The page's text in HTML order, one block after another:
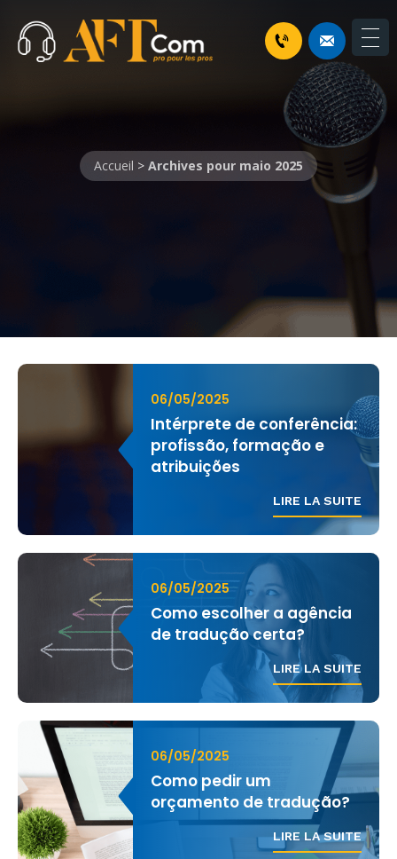
Accueil > Archives pour maio 2025
06/05/2025
Intérprete de conferência:
profissão, formação e
atribuições
LIRE LA SUITE
06/05/2025
Como escolher a agência
de tradução certa?
LIRE LA SUITE
06/05/2025
Como pedir um
orçamento de tradução?
LIRE LA SUITE